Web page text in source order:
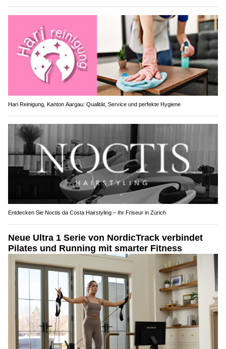
Hari Reinigung, Kanton Aargau: Qualität, Service und perfekte Hygiene
Entdecken Sie Noctis da Costa Hairstyling – Ihr Friseur in Zürich
Neue Ultra 1 Serie von NordicTrack verbindet
Pilates und Running mit smarter Fitness